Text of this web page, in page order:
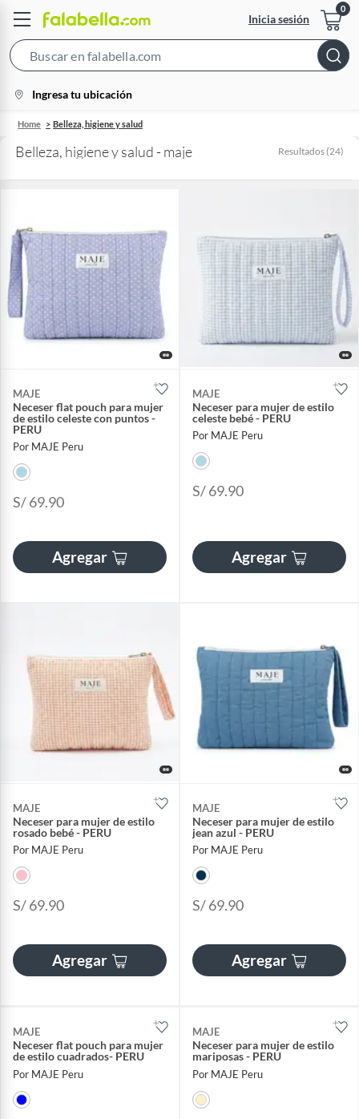
Inicia sesión
Bar
location-
icon
Ingresa tu ubicación
Home Belleza, higiene y salud
Belleza, higiene y salud - maje Resultados (24)
MAJE
Neceser flat pouch para mujer
de estilo celeste con puntos -
PERU
Por MAJE Peru
S/ 69.90
Agregar
MAJE
Neceser para mujer de estilo
celeste bebé - PERU
Por MAJE Peru
S/ 69.90
Agregar
MAJE
Neceser para mujer de estilo
rosado bebé - PERU
Por MAJE Peru
S/ 69.90
Agregar
MAJE
Neceser para mujer de estilo
jean azul - PERU
Por MAJE Peru
S/ 69.90
Agregar
MAJE
Neceser flat pouch para mujer
de estilo cuadrados- PERU
Por MAJE Peru
MAJE
Neceser para mujer de estilo
mariposas - PERU
Por MAJE Peru